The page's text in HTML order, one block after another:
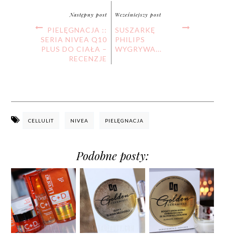
Następny post
PIELĘGNACJA ::
SERIA NIVEA Q10
PLUS DO CIAŁA –
RECENZJE
Wcześniejszy post
SUSZARKĘ
PHILIPS
WYGRYWA...
CELLULIT NIVEA PIELĘGNACJA
Podobne posty: